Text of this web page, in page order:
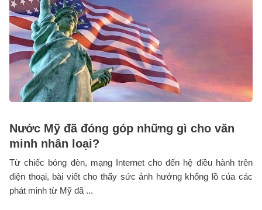
Nước Mỹ đã đóng góp những gì cho văn
minh nhân loại?
Từ chiếc bóng đèn, mạng Internet cho đến hệ điều hành trên
điện thoại, bài viết cho thấy sức ảnh hưởng khổng lồ của các
phát minh từ Mỹ đã ...